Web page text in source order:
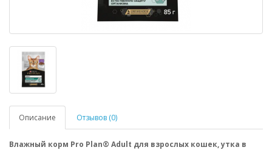
Описание Отзывов (0)
Влажный корм Pro Plan® Adult для взрослых кошек, утка в